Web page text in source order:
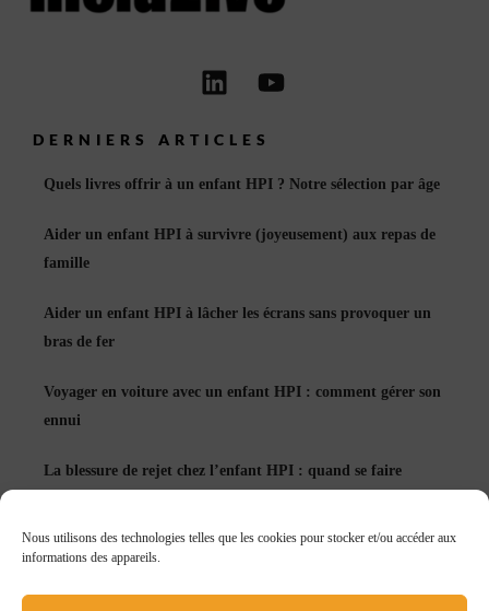
Nous utilisons des technologies telles que les cookies pour stocker et/ou accéder aux
informations des appareils.
LinkedinYoutube
DERNIERS ARTICLES
Quels livres offrir à un enfant HPI ? Notre sélection par âge
Aider un enfant HPI à survivre (joyeusement) aux repas de
famille
Aider un enfant HPI à lâcher les écrans sans provoquer un
bras de fer
Voyager en voiture avec un enfant HPI : comment gérer son
ennui
La blessure de rejet chez l’enfant HPI : quand se faire
Échec et enfant HPI : apprendre à rater peut tout changer